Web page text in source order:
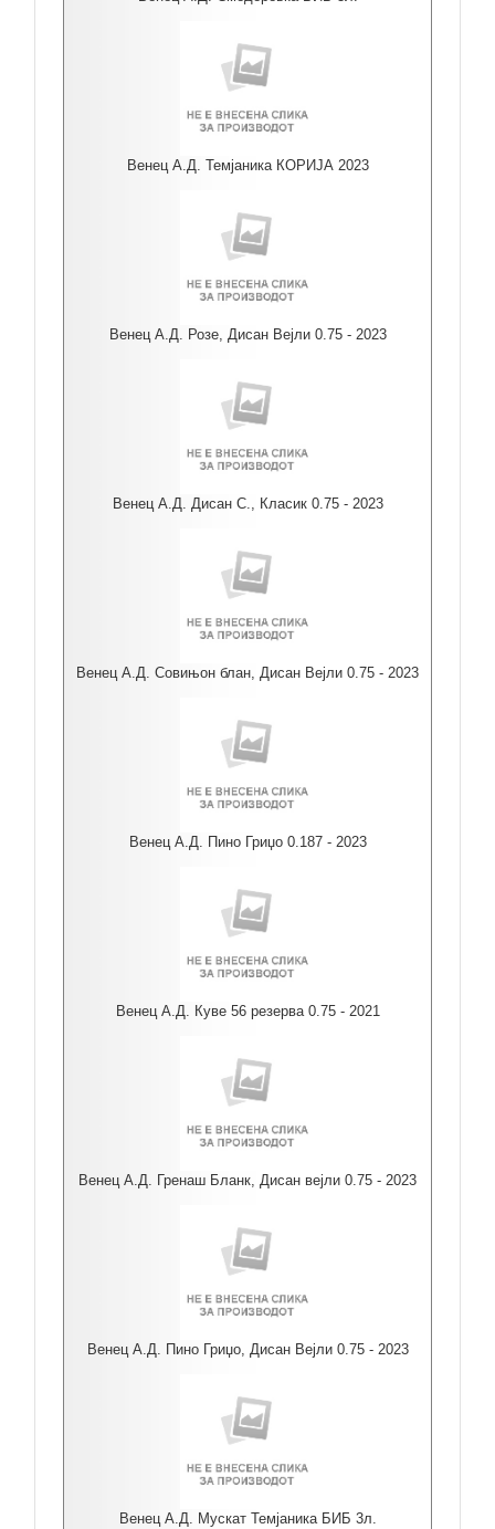
Венец А.Д. Темјаника КОРИЈА 2023
Венец А.Д. Розе, Дисан Вејли 0.75 - 2023
Венец А.Д. Дисан С., Класик 0.75 - 2023
Венец А.Д. Совињон блан, Дисан Вејли 0.75 - 2023
Венец А.Д. Пино Гриџо 0.187 - 2023
Венец А.Д. Куве 56 резерва 0.75 - 2021
Венец А.Д. Гренаш Бланк, Дисан вејли 0.75 - 2023
Венец А.Д. Пино Гриџо, Дисан Вејли 0.75 - 2023
Венец А.Д. Мускат Темјаника БИБ 3л.